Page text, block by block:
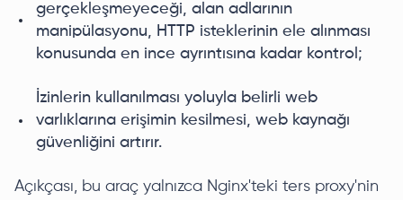
gerçekleşmeyeceği, alan adlarının
manipülasyonu, HTTP isteklerinin ele alınması
konusunda en ince ayrıntısına kadar kontrol;
İzinlerin kullanılması yoluyla belirli web
varlıklarına erişimin kesilmesi, web kaynağı
güvenliğini artırır.
Açıkçası, bu araç yalnızca Nginx'teki ters proxy'nin